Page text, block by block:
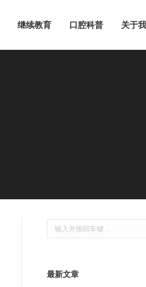
继续教育 口腔科普 关于
Search:
最新文章